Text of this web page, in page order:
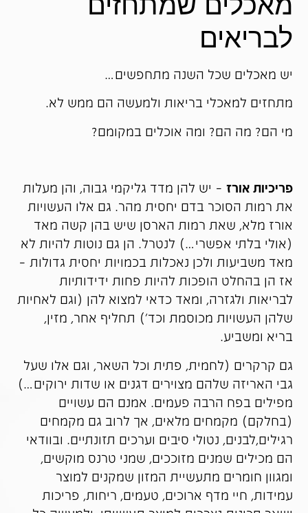
לבריאים
יש מאכלים שכל השנה מתחפשים…
מתחזים למאכלי בריאות ולמעשה הם ממש לא.
מי הם? מה הם? ומה אוכלים במקומם?
פריכיות אורז – יש להן מדד גליקמי גבוה, והן מעלות
את רמות הסוכר בדם יחסית מהר. גם אלו העשויות
אורז מלא, שאת רמות הארסן שיש בהן קשה מאד
(אולי בלתי אפשרי…) לנטרל. הן גם נוטות להיות לא
מאד משביעות ולכן נאכלות בכמויות יחסית גדולות –
אז הן בהחלט הופכות להיות פחות ידידותיות
לבריאות ולגזרה, ומאד כדאי למצוא להן (וגם לאחיות
שלהן העשויות מכוסמת וכד') תחליף אחר, מזין,
בריא ומשביע.
גם קרקרים (לחמית, פתית וכל השאר, וגם אלו שעל
גבי האריזה שלהם מצוירים דגנים או שדות ירוקים…)
מפילים בפח הרבה פעמים. אמנם הם עשויים
(בחלקם) מקמחים מלאים, אך לרוב גם מקמחים
רגילים,לבנים, נטולי סיבים וערכים תזונתיים. ובוודאי
הם מכילים שמנים מזוככים, שמני טרנס מוקשים,
ומגוון חומרים מתעשיית המזון שמקנים למוצר
עמידות, חיי מדף ארוכים, טעמים, ריחות, פריכות